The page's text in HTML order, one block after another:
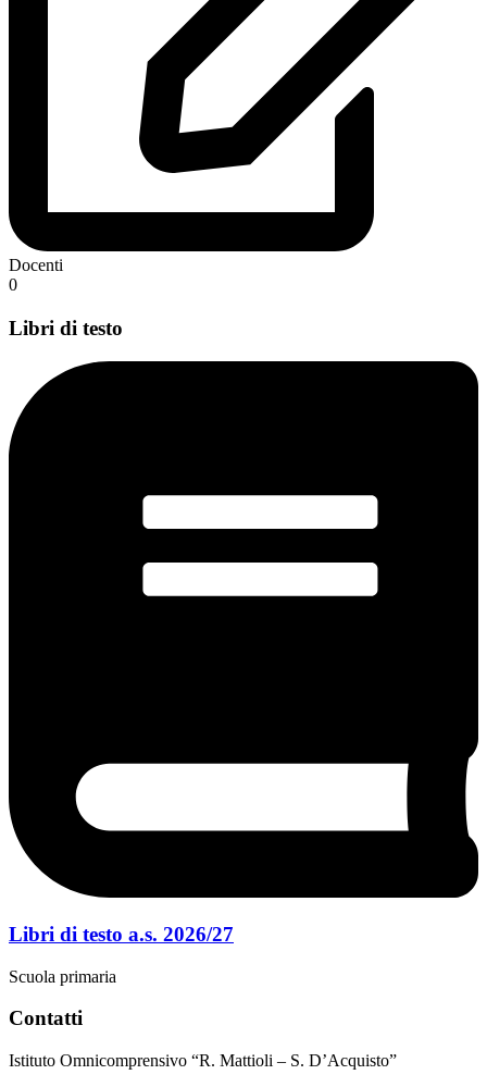
Docenti
0
Libri di testo
Libri di testo a.s. 2026/27
Scuola primaria
Contatti
Istituto Omnicomprensivo “R. Mattioli – S. D’Acquisto”